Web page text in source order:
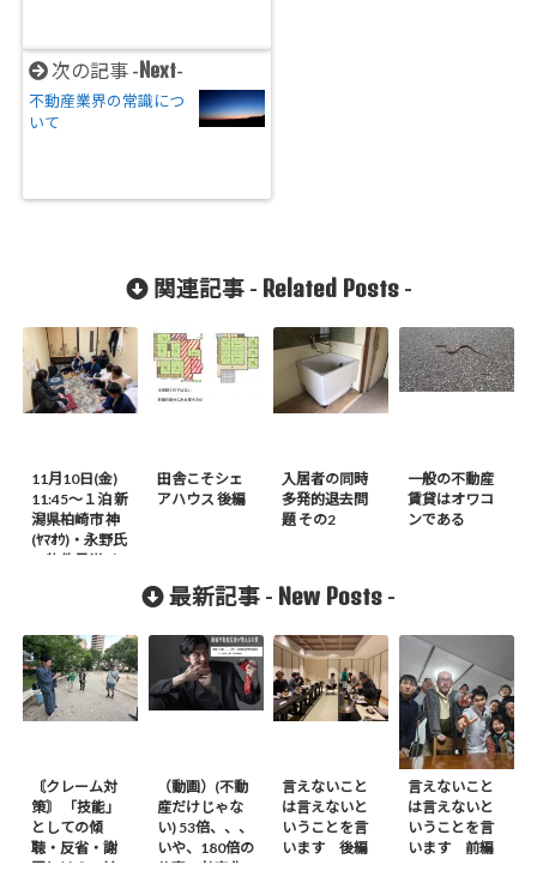
次の記事 -Next-
不動産業界の常識につ
いて
関連記事 - Related Posts-
11月10日(金)
11:45～１泊 新
潟県柏崎市 神
(ﾔﾏｵｳ)・永野氏
の物件見学イ
田舎こそシェ
アハウス 後編
入居者の同時
多発的退去問
題 その2
一般の不動産
賃貸はオワコ
ンである
最新記事 - New Posts -
〘クレーム対
策〙 「技能」
としての傾
聴・反省・謝
罪とは？ – 前
（動画）(不動
産だけじゃな
い) 53倍、、、
いや、180倍の
仕事の効率化
言えないこと
は言えないと
いうことを言
います 後編
言えないこと
は言えないと
いうことを言
います 前編